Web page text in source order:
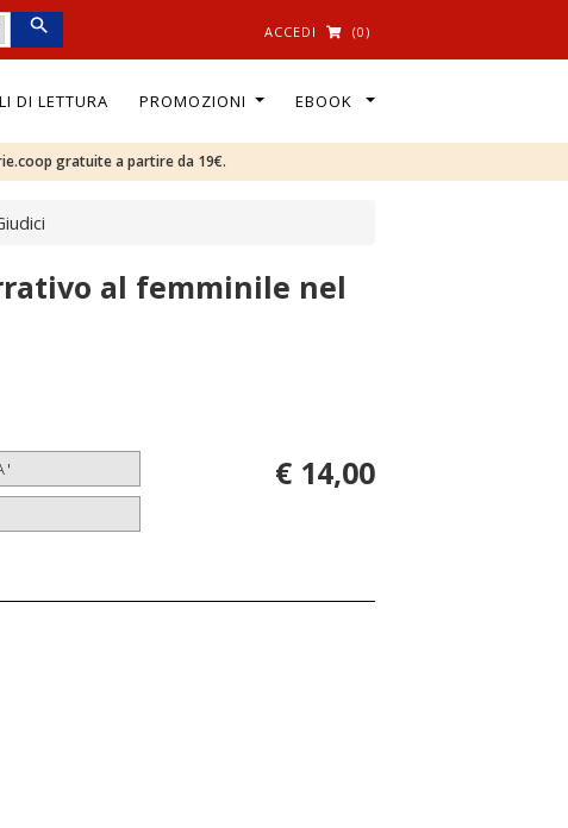
ACCEDI (0)
DI LETTURA PROMOZIONI EBOOK
gratuite a partire da 19€.
al femminile nel
€ 14,00